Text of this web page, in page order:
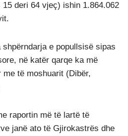
deri 64 vjeç) ishin 1.864.062
e popullsisë sipas
në katër qarqe ka më
të moshuarit (Dibër,
raportin më të lartë të
janë ato të Gjirokastrës dhe